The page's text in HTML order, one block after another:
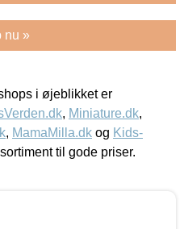
nu »
i øjeblikket er
, Miniature.dk,
, MamaMilla.dk og Kids-
til gode priser.